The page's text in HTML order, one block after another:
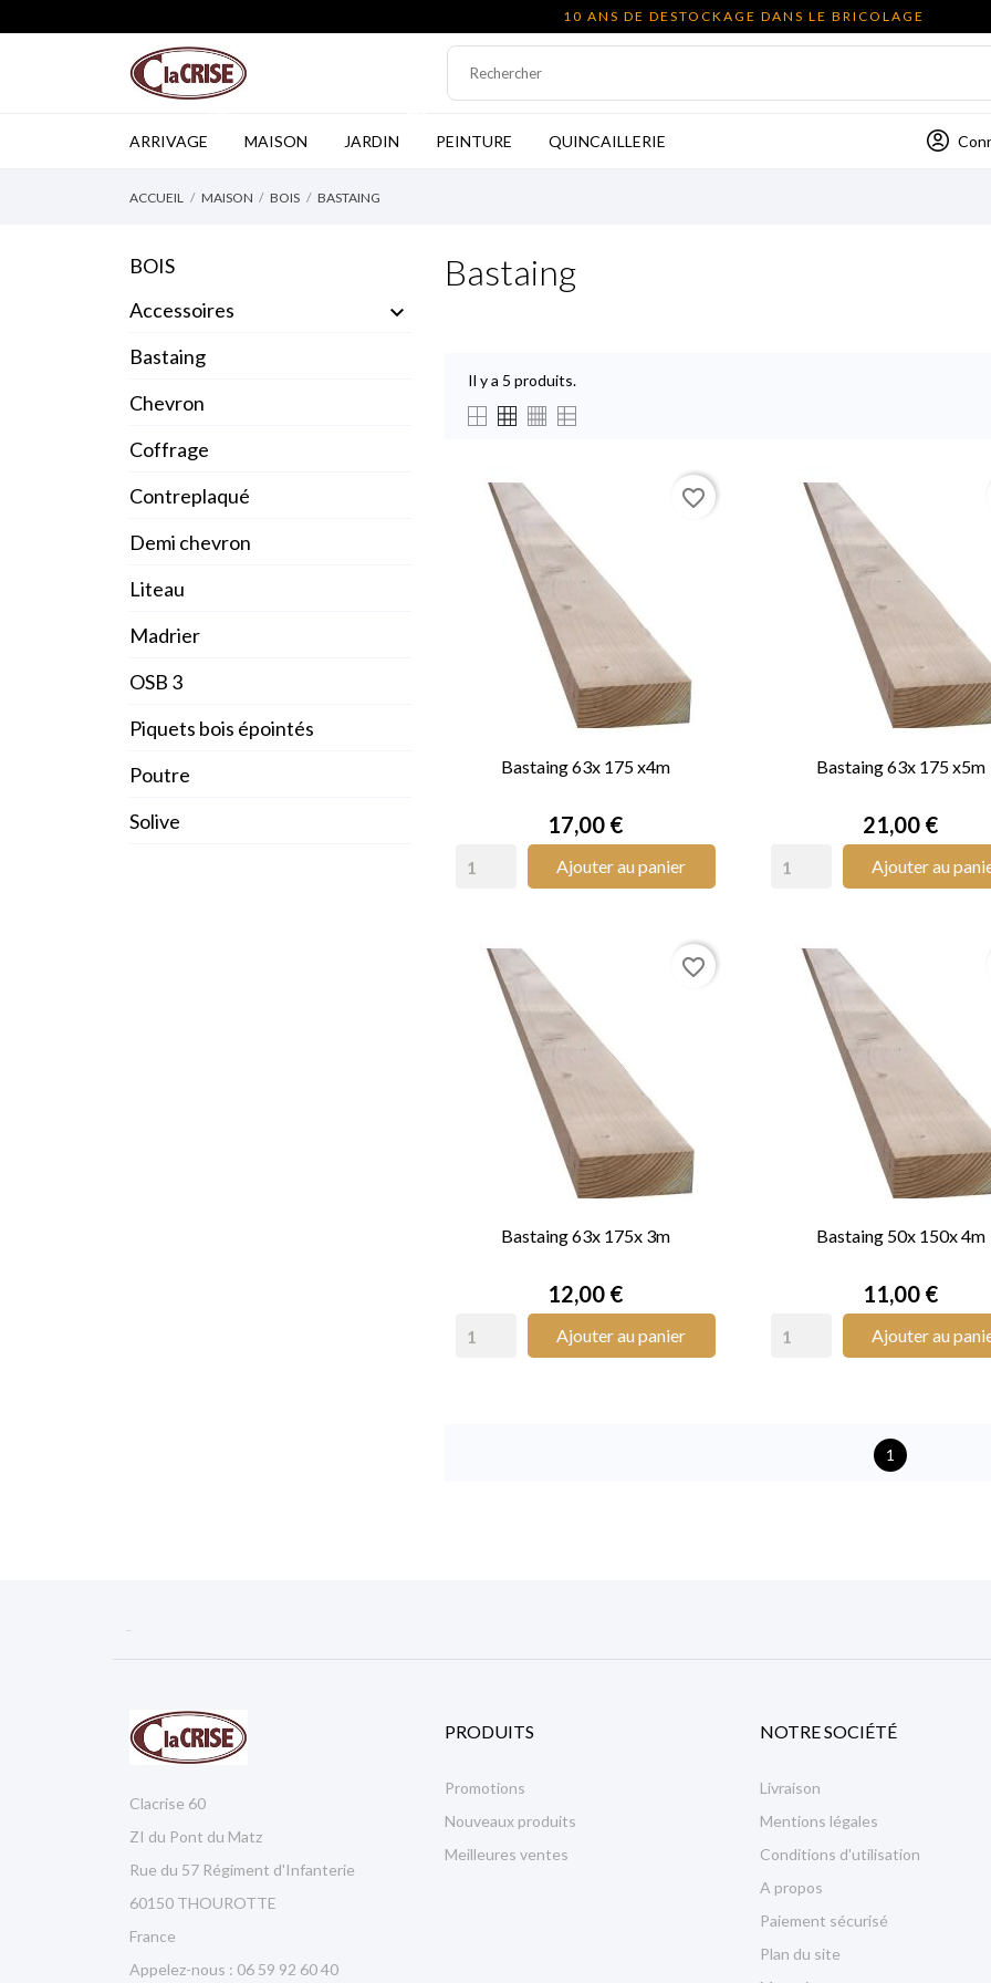
10 ANS DE DESTOCKAGE DANS LE BRICOLAGE
ARRIVAGE MAISON JARDIN PEINTURE QUINCAILLERIE
ACCUEIL MAISON BOIS BASTAING
BOIS
Accessoires

Bastaing
Chevron
Coffrage
Contreplaqué
Demi chevron
Liteau
Madrier
OSB 3
Piquets bois épointés
Poutre
Solive
Bastaing
Il y a 5 produits.
Bastaing 63x 175 x4m
Prix
17,00 €
Ajouter au panier
favorite_border
Bastaing 63x 175 x5m
Prix
21,00 €
Ajouter au
Bastaing 63x 175x 3m
Prix
12,00 €
Ajouter au panier
favorite_border
Bastaing 50x 150x 4m
Prix
11,00 €
Ajouter au
1

Clacrise 60
ZI du Pont du Matz
Rue du 57 Régiment d'Infanterie
60150 THOUROTTE
France
Appelez-nous : 06 59 92 60 40
PRODUITS
Promotions
Nouveaux produits
Meilleures ventes
NOTRE SOCIÉTÉ
Livraison
Mentions légales
Conditions d'utilisation
A propos
Paiement sécurisé
Plan du site